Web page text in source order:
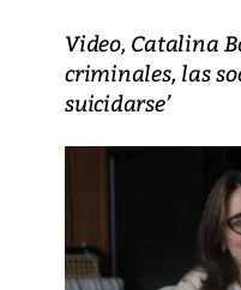
Video, Catalina
criminales, las
suicidarse’